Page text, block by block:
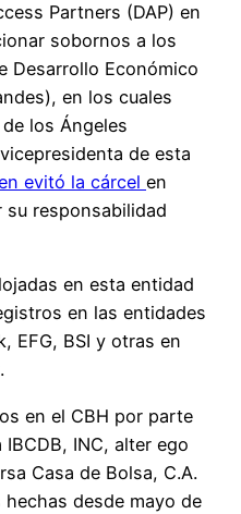
Partners (DAP) en
sobornos a los
Desarrollo Económico
en los cuales
los Ángeles
de esta
evitó la cárcel en
su responsabilidad
en esta entidad
en las entidades
EFG, BSI y otras en
en el CBH por parte
INC, alter ego
Casa de Bolsa, C.A.
desde mayo de